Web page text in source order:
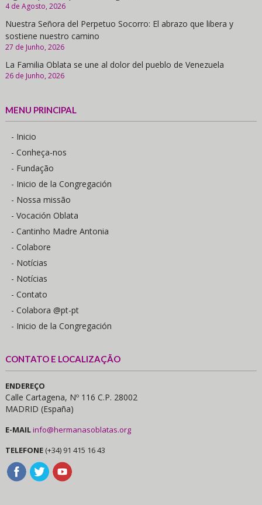
4 de Agosto, 2026
Nuestra Señora del Perpetuo Socorro: El abrazo que libera y
sostiene nuestro camino
27 de Junho, 2026
La Familia Oblata se une al dolor del pueblo de Venezuela
26 de Junho, 2026
MENU PRINCIPAL
- Inicio
- Conheça-nos
- Fundação
- Inicio de la Congregación
- Nossa missão
- Vocación Oblata
- Cantinho Madre Antonia
- Colabore
- Notícias
- Notícias
- Contato
- Colabora @pt-pt
- Inicio de la Congregación
CONTATO E LOCALIZAÇÃO
ENDEREÇO
Calle Cartagena, Nº 116 C.P. 28002
MADRID (España)
E-MAILinfo@hermanasoblatas.org
TELEFONE (+34) 91 415 16 43